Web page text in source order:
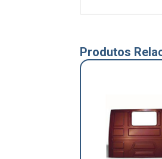
Produtos